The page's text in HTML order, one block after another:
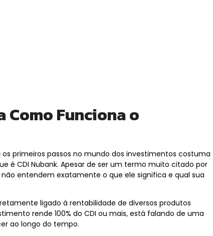
Como Funciona o
primeiros passos no mundo dos investimentos costuma
é CDI Nubank. Apesar de ser um termo muito citado por
entendem exatamente o que ele significa e qual sua
ligado à rentabilidade de diversos produtos
rende 100% do CDI ou mais, está falando de uma
ao longo do tempo.